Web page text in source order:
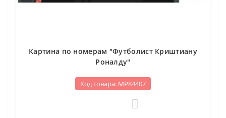
Картина по номерам "Футболист Криштиану
Роналду"
Код товара: МР84407